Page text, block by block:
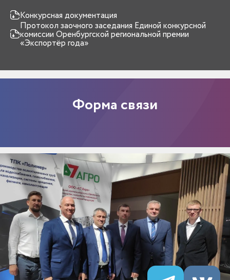
Конкурсная документация
Протокол заочного заседания Единой конкурсной
комиссии Оренбургской региональной премии
«Экспортёр года»
Форма связи